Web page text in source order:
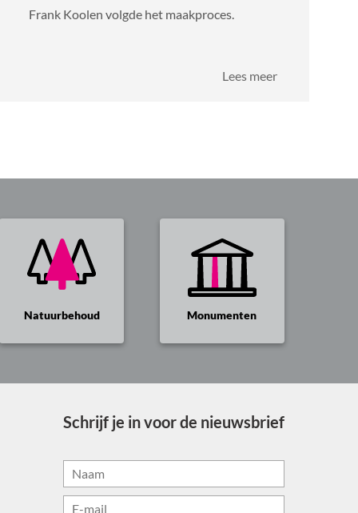
Frank Koolen volgde het maakproces.
Lees meerover
Natuurbehoud Monumenten
Schrijf je in voor de nieuwsbrief